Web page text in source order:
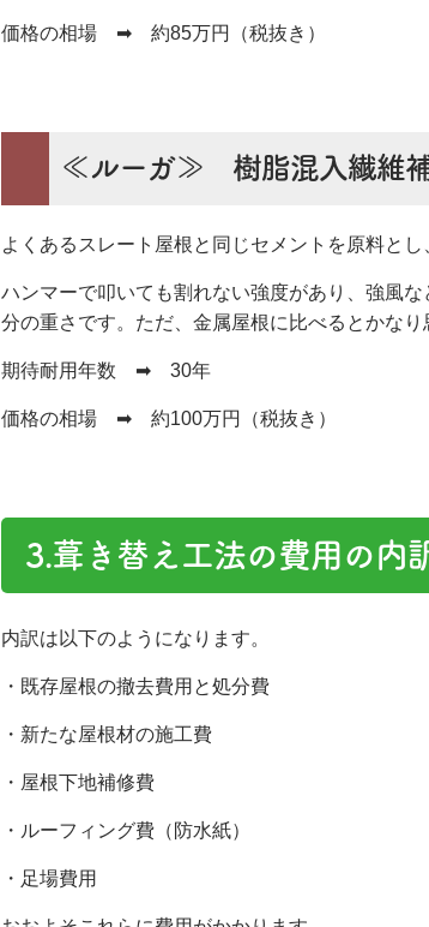
価格の相場 ➡ 約85万円（税抜き）
≪ルーガ≫ 樹脂混入繊維補
よくあるスレート屋根と同じセメントを原料と
ハンマーで叩いても割れない強度があり、強風
分の重さです。ただ、金属屋根に比べるとかな
期待耐用年数 ➡ 30年
価格の相場 ➡ 約100万円（税抜き）
3.葺き替え工法の費用の内
内訳は以下のようになります。
・既存屋根の撤去費用と処分費
・新たな屋根材の施工費
・屋根下地補修費
・ルーフィング費（防水紙）
・足場費用